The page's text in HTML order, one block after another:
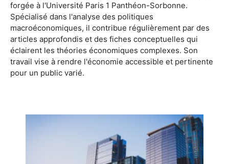
forgée à l'Université Paris 1 Panthéon-Sorbonne.
Spécialisé dans l'analyse des politiques
macroéconomiques, il contribue régulièrement par des
articles approfondis et des fiches conceptuelles qui
éclairent les théories économiques complexes. Son
travail vise à rendre l'économie accessible et pertinente
pour un public varié.